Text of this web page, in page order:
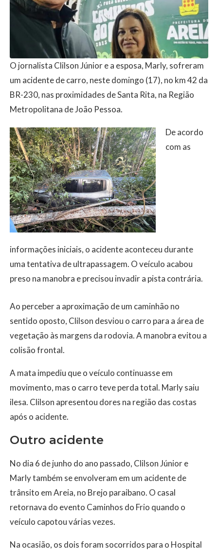
O jornalista Clilson Júnior e a esposa, Marly, sofreram
um acidente de carro, neste domingo (17), no km 42 da
BR-230, nas proximidades de Santa Rita, na Região
Metropolitana de João Pessoa.
De acordo
com as
informações iniciais, o acidente aconteceu durante
uma tentativa de ultrapassagem. O veículo acabou
preso na manobra e precisou invadir a pista contrária.
Ao perceber a aproximação de um caminhão no
sentido oposto, Clilson desviou o carro para a área de
vegetação às margens da rodovia. A manobra evitou a
colisão frontal.
A mata impediu que o veículo continuasse em
movimento, mas o carro teve perda total. Marly saiu
ilesa. Clilson apresentou dores na região das costas
após o acidente.
Outro acidente
No dia 6 de junho do ano passado, Clilson Júnior e
Marly também se envolveram em um acidente de
trânsito em Areia, no Brejo paraibano. O casal
retornava do evento Caminhos do Frio quando o
veículo capotou várias vezes.
Na ocasião, os dois foram socorridos para o Hospital